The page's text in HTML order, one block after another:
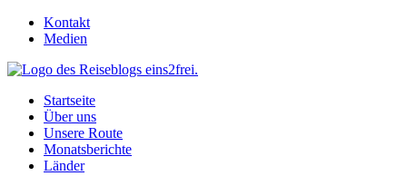
Skip
Kontakt
Medien
Startseite
Über uns
Unsere Route
Monatsberichte
Länder